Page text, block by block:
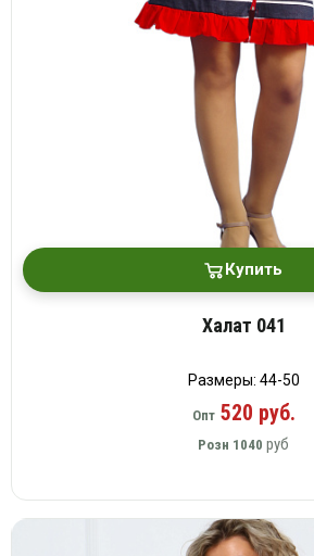
Купить
Халат 041
Размеры: 44-50
Опт520 руб.
Розн 1040 руб